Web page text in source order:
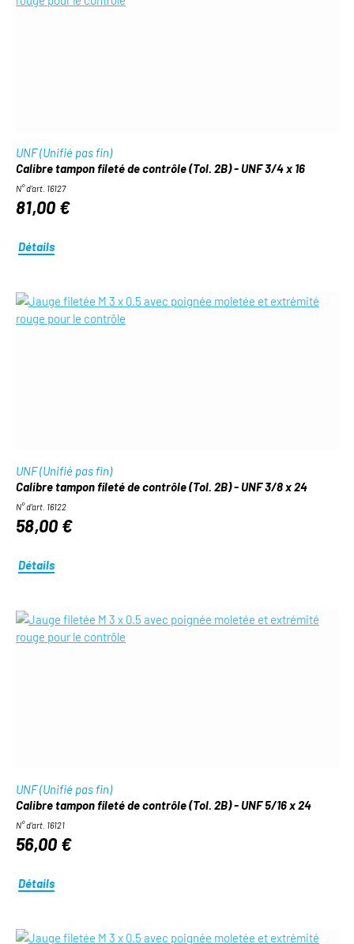
UNF (Unifié pas fin)
Calibre tampon fileté de contrôle (Tol. 2B) - UNF 3/4 x 16
N° d'art. 16127
81,00 €
Détails
UNF (Unifié pas fin)
Calibre tampon fileté de contrôle (Tol. 2B) - UNF 3/8 x 24
N° d'art. 16122
58,00 €
Détails
UNF (Unifié pas fin)
Calibre tampon fileté de contrôle (Tol. 2B) - UNF 5/16 x 24
N° d'art. 16121
56,00 €
Détails